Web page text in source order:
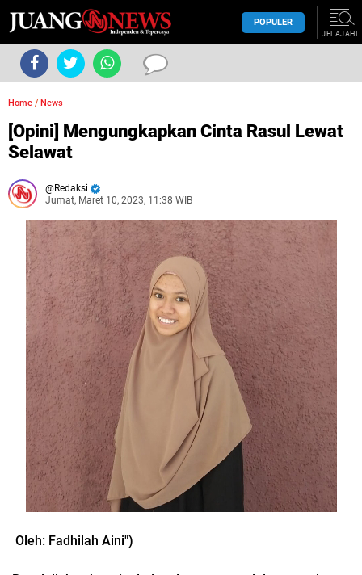
POPULER
JELAJAHI
Home / News
[Opini] Mengungkapkan Cinta Rasul Lewat
Selawat
Redaksi
Jumat, Maret 10, 2023, 11:38 WIB
Oleh: Fadhilah Aini")